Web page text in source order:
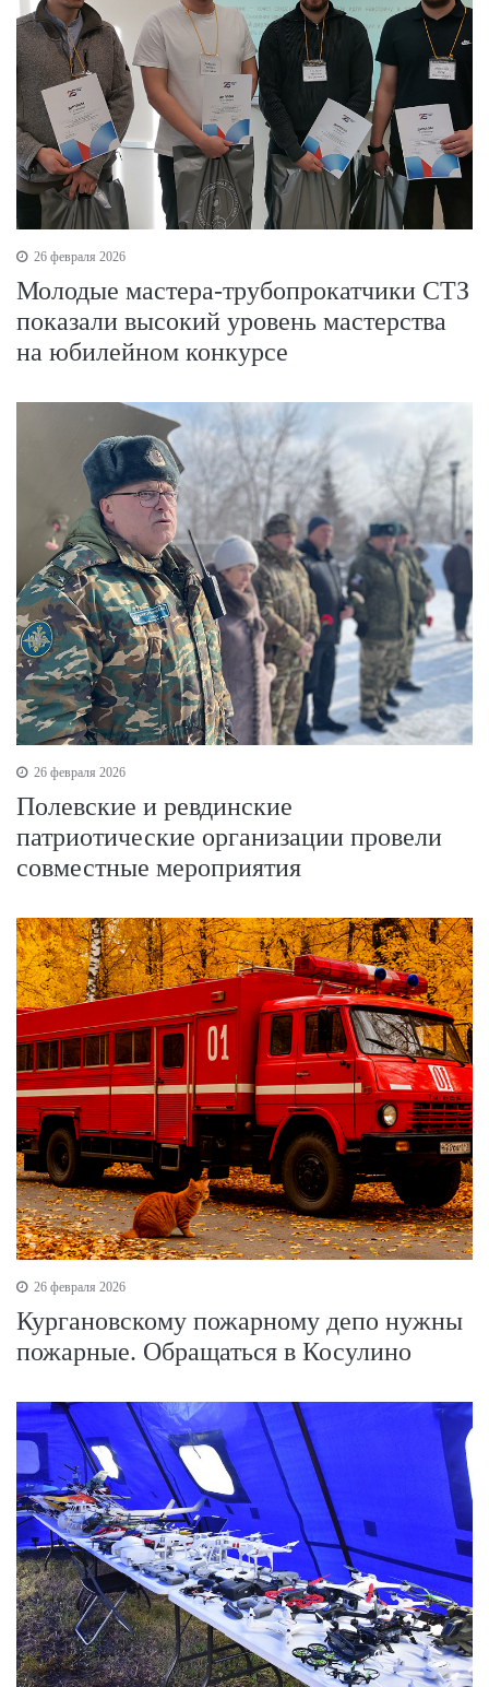
26 февраля 2026
Молодые мастера-трубопрокатчики СТЗ
показали высокий уровень мастерства
на юбилейном конкурсе
26 февраля 2026
Полевские и ревдинские
патриотические организации провели
совместные мероприятия
26 февраля 2026
Кургановскому пожарному депо нужны
пожарные. Обращаться в Косулино